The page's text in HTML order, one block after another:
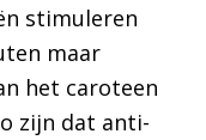
stimuleren
maar
het caroteen
zijn dat anti-